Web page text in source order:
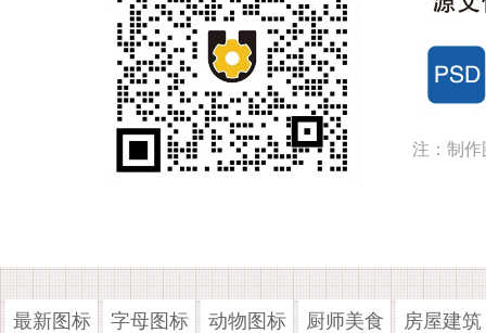
注：制作
最新图标 字母图标 动物图标 厨师美食 房屋建筑